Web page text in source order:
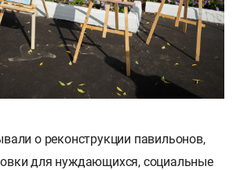
о реконструкции павильонов,
для нуждающихся, социальные